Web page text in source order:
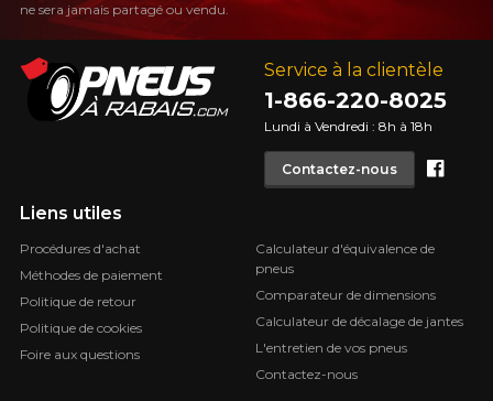
Service à la clientèle
1-866-220-8025
Lundi à Vendredi : 8h à 18h
Contactez-nous
Liens utiles
Procédures d'achat
Méthodes de paiement
Politique de retour
Politique de cookies
Foire aux questions
Calculateur d'équivalence de
pneus
Comparateur de dimensions
Calculateur de décalage de jantes
L'entretien de vos pneus
Contactez-nous
ne sera jamais partagé ou vendu.